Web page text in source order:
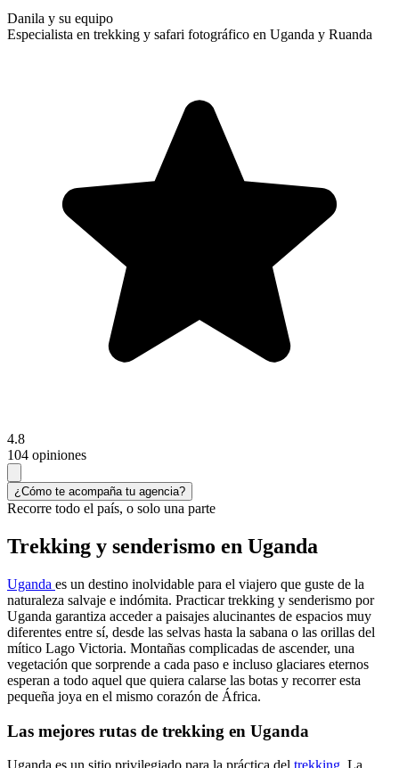
Danila y su equipo
Especialista en trekking y safari fotográfico en Uganda y Ruanda
4.8
104 opiniones
¿Cómo te acompaña tu agencia?
Recorre todo el país, o solo una parte
Trekking y senderismo en Uganda
Uganda es un destino inolvidable para el viajero que guste de la
naturaleza salvaje e indómita. Practicar trekking y senderismo por
Uganda garantiza acceder a paisajes alucinantes de espacios muy
diferentes entre sí, desde las selvas hasta la sabana o las orillas del
mítico Lago Victoria. Montañas complicadas de ascender, una
vegetación que sorprende a cada paso e incluso glaciares eternos
esperan a todo aquel que quiera calarse las botas y recorrer esta
pequeña joya en el mismo corazón de África.
Las mejores rutas de trekking en Uganda